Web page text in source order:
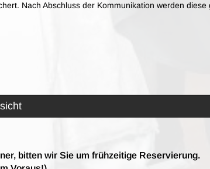
Nach Abschluss der Kommunikation werden diese
bitten wir Sie um frühzeitige Reservierung.